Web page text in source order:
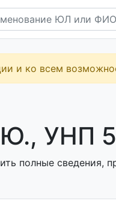
и ко всем
УНП
полные сведения,